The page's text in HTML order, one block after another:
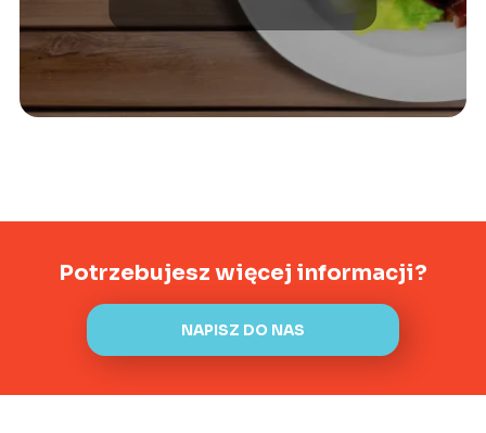
Potrzebujesz więcej informacji?
NAPISZ DO NAS